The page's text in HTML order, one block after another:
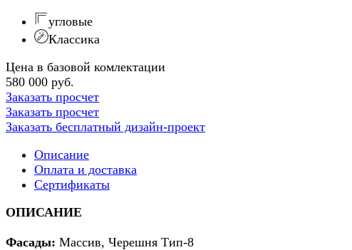
угловые
Классика
Цена в базовой комлектации
580 000 руб.
Заказать просчет
Заказать просчет
Заказать бесплатный дизайн-проект
Описание
Оплата и доставка
Сертификаты
ОПИСАНИЕ
Фасады: Массив, Черешня Тип-8